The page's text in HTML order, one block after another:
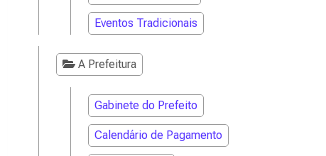
Eventos Tradicionais
A Prefeitura
Gabinete do Prefeito
Calendário de Pagamento